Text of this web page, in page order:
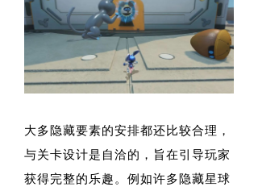
大多隐藏要素的安排都还比较合理，
与关卡设计是自洽的，旨在引导玩家
获得完整的乐趣。例如许多隐藏星球